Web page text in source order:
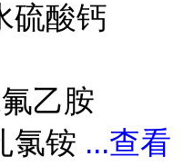
硫酸钙
乙胺
氯铵 ...查看